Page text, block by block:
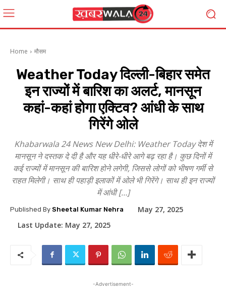
Home मौसम
Weather Today दिल्ली-बिहार समेत
इन राज्यों में बारिश का अलर्ट, मानसून
कहां-कहां होगा एक्टिव? आंधी के साथ
गिरेंगे ओले
Khabarwala 24 News New Delhi: Weather Today देश में
मानसून ने दस्तक दे दी है और यह धीरे-धीरे आगे बढ़ रहा है। कुछ दिनों में
कई राज्यों में मानसून की बारिश होने लगेगी, जिससे लोगों को भीषण गर्मी से
राहत मिलेगी। साथ ही पहाड़ी इलाकों में ओले भी गिरेंगे। साथ ही इन राज्यों
में आंधी […]
Published By Sheetal Kumar Nehra
May 27, 2025
Last Update: May 27, 2025
-Advertisement-